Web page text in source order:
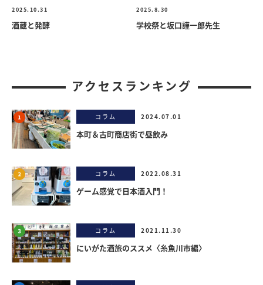
酒蔵と発酵
2025.10.31
学校祭と坂口謹一郎先生
2025.8.30
アクセスランキング
本町＆古町商店街で昼飲み
コラム 2024.07.01
ゲーム感覚で日本酒入門！
コラム 2022.08.31
にいがた酒旅のススメ〈糸魚川市編〉
コラム 2021.11.30